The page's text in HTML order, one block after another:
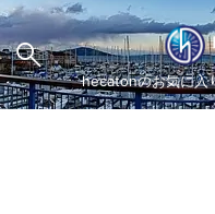
hecatonのお気に入